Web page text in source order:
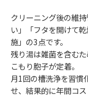
クリーニング後の維
い」「フタを開けて
施」の3点です。
残り湯は雑菌を含む
こもり胞子が定着。
月1回の槽洗浄を習慣
せ、結果的に年間コス